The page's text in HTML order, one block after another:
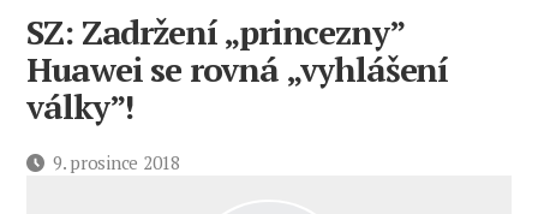
SZ: Zadržení „princezny”
Huawei se rovná „vyhlášení
války”!
Datum9. prosince 2018